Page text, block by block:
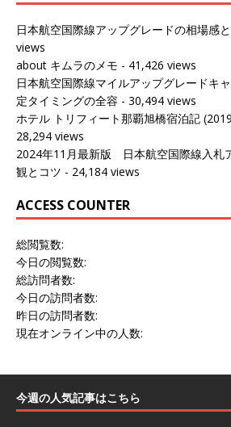
日本航空国際線アップグレードの相場感
views
about キムラのメモ - 41,426 views
日本航空国際線マイルアップグレードキ
定タイミングの全容 - 30,494 views
ホテル トリフィート那覇旭橋宿泊記
28,294 views
2024年11月最新版 日本航空国際線入札
観とコツ - 24,184 views
ACCESS COUNTER
総閲覧数:
今日の閲覧数:
総訪問者数:
今日の訪問者数:
昨日の訪問者数:
現在オンライン中の人数:
今週の人気記事はこちら